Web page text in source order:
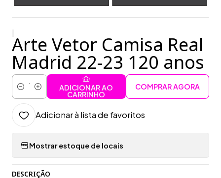
Arte Vetor Camisa Real
Madrid 22-23 120 anos
Quantidade
ADICIONAR AO
CARRINHO
COMPRAR AGORA
Adicionar à lista de favoritos
Mostrar estoque de locais
DESCRIÇÃO